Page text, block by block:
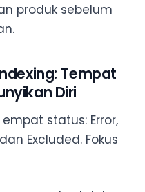
produk sebelum
Tempat
Diri
status: Error,
Excluded. Fokus